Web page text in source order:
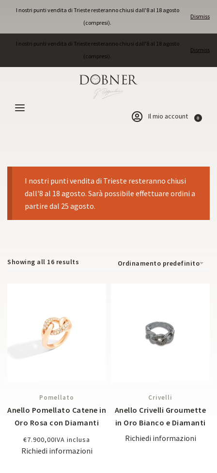
I nostri punti vendita di Trieste resteranno chiusi dall'8 al 18 agosto
(compresi).
Dismiss
I nostri punti vendita di Trieste resteranno chiusi dall'8 al 18 agosto
(compresi).
Dismiss
Il mio account 0
I nostri punti vendita di Trieste resteranno chiusi
dall'8 al 18 agosto. Sarà possibile effettuare ordini a
partire dal 25 agosto.
Showing all 16 results Ordinamento predefinito
Pomellato
Anello Pomellato Catene in
Oro Rosa con Diamanti
€7.900,00IVA inclusa
Richiedi informazioni
Crivelli
Anello Crivelli Groumette
in Oro Bianco e Diamanti
Richiedi informazioni